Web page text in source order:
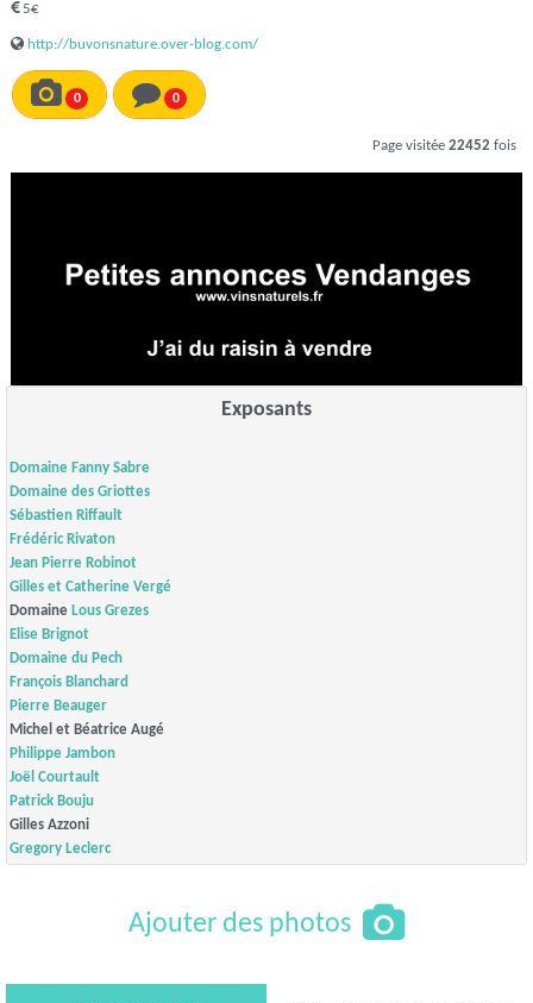
5€
http://buvonsnature.over-blog.com/
0 0
Page visitée 22452 fois
Exposants
Domaine Fanny Sabre
Domaine des Griottes
Sébastien Riffault
Frédéric Rivaton
Jean Pierre Robinot
Gilles et Catherine Vergé
Domaine Lous Grezes
Elise Brignot
Domaine du Pech
François Blanchard
Pierre Beauger
Michel et Béatrice Augé
Philippe Jambon
Joël Courtault
Patrick Bouju
Gilles Azzoni
Gregory Leclerc
Ajouter des photos